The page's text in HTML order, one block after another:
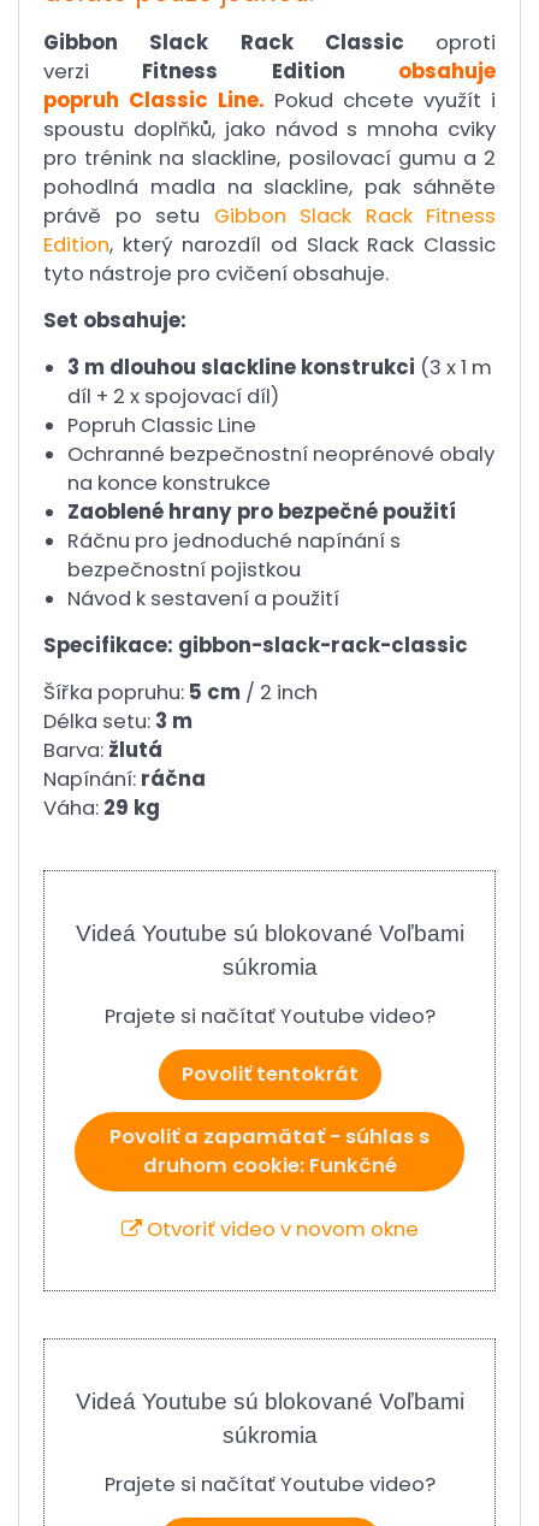
Gibbon Slack Rack Classic oproti
verzi Fitness Edition
obsahuje
popruh Classic Line. Pokud chcete využít i
spoustu doplňků, jako návod s mnoha cviky
pro trénink na slackline, posilovací gumu a 2
pohodlná madla na slackline, pak sáhněte
právě po setu Gibbon Slack Rack Fitness
Edition, který narozdíl od Slack Rack Classic
tyto nástroje pro cvičení obsahuje.
Set obsahuje:
3 m dlouhou slackline konstrukci (3 x 1 m
díl + 2 x spojovací díl)
Popruh Classic Line
Ochranné bezpečnostní neoprénové obaly
na konce konstrukce
Zaoblené hrany pro bezpečné použití
Ráčnu pro jednoduché napínání s
bezpečnostní pojistkou
Návod k sestavení a použití
Specifikace: gibbon-slack-rack-classic
Šířka popruhu: 5 cm / 2 inch
Délka setu: 3 m
Barva: žlutá
Napínání: ráčna
Váha: 29 kg
Videá Youtube sú blokované Voľbami
súkromia
Prajete si načítať Youtube video?
Povoliť tentokrát
Povoliť a zapamätať - súhlas s
druhom cookie: Funkčné
Otvoriť video v novom okne
Videá Youtube sú blokované Voľbami
súkromia
Prajete si načítať Youtube video?